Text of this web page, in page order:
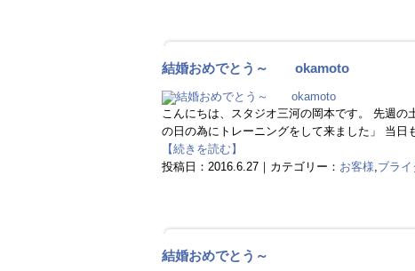
結婚おめでとう～ okamoto
こんにちは、スタジオ三河の岡本です。 先週
の日の為にトレーニングをして来ました」 当日
【続きを読む】
投稿日：2016.6.27｜カテゴリー： お客様,ブラ
結婚おめでとう～